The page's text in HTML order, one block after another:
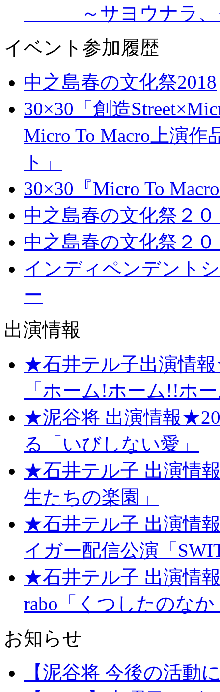
～サヨウナラ、
イベント参加履歴
中之島春の文化祭2018
30×30「創造
Micro To Macro上演
ト」
30×30『Micro To
中之島春の文化祭２
中之島春の文化祭２
インディペンデント
ー
出演情報
★石井テル子出演情
「ホーム!ホーム!!ホ
★泥谷将 出演情報
る「いびしない愛」
★石井テル子 出演情
生たちの楽園」
★石井テル子 出演情
イガー配信公演「
★石井テル子 出演情
rabo「くつしたのなか
お知らせ
【泥谷将 今後の活動